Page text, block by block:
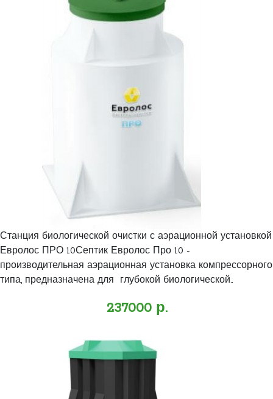
Станция биологической очистки с аэрационной установкой
Евролос ПРО 10Септик Евролос Про 10 -
производительная аэрационная установка компрессорного
типа, предназначена для глубокой биологической..
237000 р.